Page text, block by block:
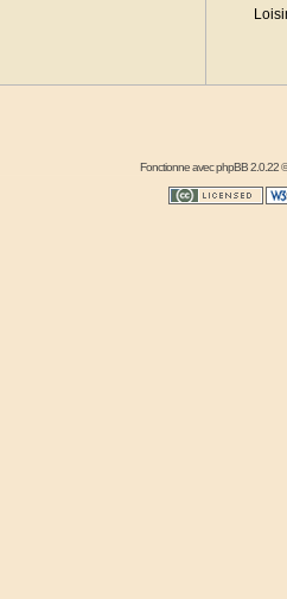
Fonctionne avecphpBB2.0.22